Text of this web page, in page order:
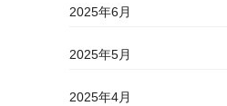
2025年6月
2025年5月
2025年4月